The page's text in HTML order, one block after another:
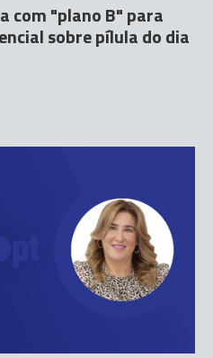
com "plano B" para
sobre pílula do dia